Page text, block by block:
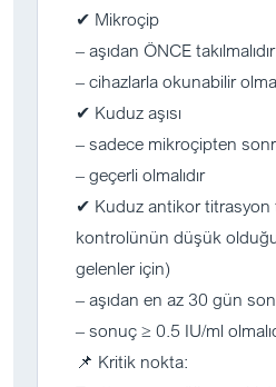
✔ Mikroçip
– aşıdan ÖNCE takılmalıdır
– cihazlarla okunabilir
✔ Kuduz aşısı
– sadece mikroçipten
– geçerli olmalıdır
✔ Kuduz antikor titrasyon
kontrolünün düşük
gelenler için)
– aşıdan en az 30 gün
– sonuç ≥ 0.5 IU/ml
📌 Kritik nokta: